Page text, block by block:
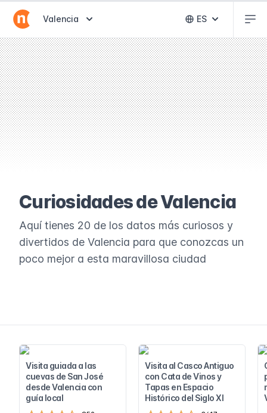
Abrir selector de destinos
Valencia Abrir selector
ES
Curiosidades de Valencia
Aquí tienes 20 de los datos más curiosos y
divertidos de Valencia para que conozcas un
poco mejor a esta maravillosa ciudad
Visita guiada a las
cuevas de San José
desde Valencia con
guía local
Visita al Casco Antiguo
con Cata de Vinos y
Tapas en Espacio
Histórico del Siglo XI